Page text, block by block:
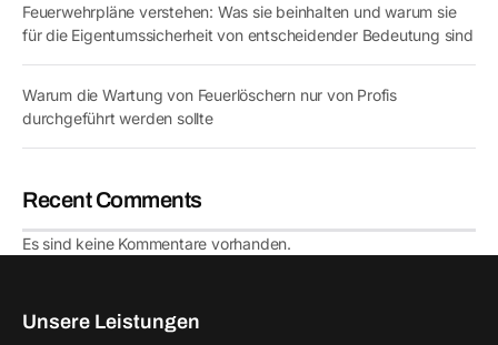
Feuerwehrpläne verstehen: Was sie beinhalten und warum sie
für die Eigentumssicherheit von entscheidender Bedeutung sind
Warum die Wartung von Feuerlöschern nur von Profis
durchgeführt werden sollte
Recent Comments
Es sind keine Kommentare vorhanden.
Unsere Leistungen